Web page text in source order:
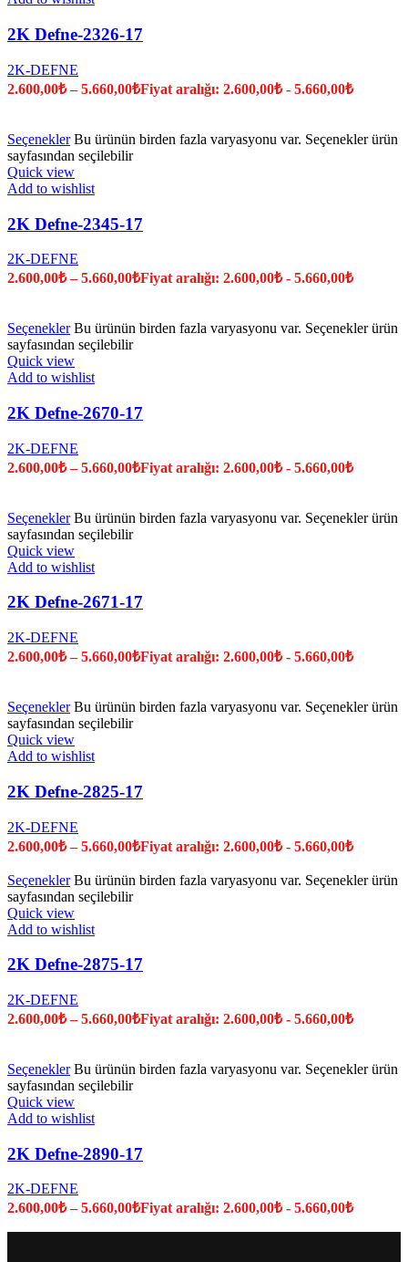
2K Defne-2326-17
2K-DEFNE
2.600,00₺ –5.660,00₺Fiyat aralığı: 2.600,00₺ - 5.660,00₺
Seçenekler Bu ürünün birden fazla varyasyonu var. Seçenekler ürün
sayfasından seçilebilir
Quick view
Add to wishlist
2K Defne-2345-17
2K-DEFNE
2.600,00₺ –5.660,00₺Fiyat aralığı: 2.600,00₺ - 5.660,00₺
Seçenekler Bu ürünün birden fazla varyasyonu var. Seçenekler ürün
sayfasından seçilebilir
Quick view
Add to wishlist
2K Defne-2670-17
2K-DEFNE
2.600,00₺ –5.660,00₺Fiyat aralığı: 2.600,00₺ - 5.660,00₺
Seçenekler Bu ürünün birden fazla varyasyonu var. Seçenekler ürün
sayfasından seçilebilir
Quick view
Add to wishlist
2K Defne-2671-17
2K-DEFNE
2.600,00₺ –5.660,00₺Fiyat aralığı: 2.600,00₺ - 5.660,00₺
Seçenekler Bu ürünün birden fazla varyasyonu var. Seçenekler ürün
sayfasından seçilebilir
Quick view
Add to wishlist
2K Defne-2825-17
2K-DEFNE
2.600,00₺ –5.660,00₺Fiyat aralığı: 2.600,00₺ - 5.660,00₺
Seçenekler Bu ürünün birden fazla varyasyonu var. Seçenekler ürün
sayfasından seçilebilir
Quick view
Add to wishlist
2K Defne-2875-17
2K-DEFNE
2.600,00₺ –5.660,00₺Fiyat aralığı: 2.600,00₺ - 5.660,00₺
Seçenekler Bu ürünün birden fazla varyasyonu var. Seçenekler ürün
sayfasından seçilebilir
Quick view
Add to wishlist
2K Defne-2890-17
2K-DEFNE
2.600,00₺ –5.660,00₺Fiyat aralığı: 2.600,00₺ - 5.660,00₺